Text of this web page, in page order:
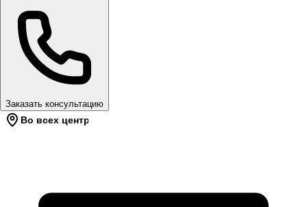
Заказать консультацию
Во всех центрах